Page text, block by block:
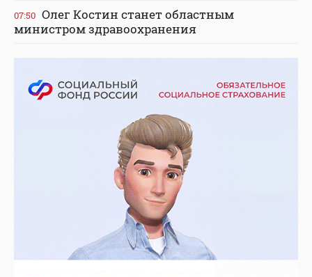
07:50 Олег Костин станет областным
министром здравоохранения